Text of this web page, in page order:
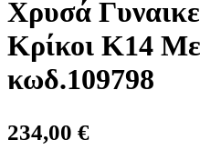
Χρυσά
Κρίκοι Κ14
κωδ.109798
234,00 €